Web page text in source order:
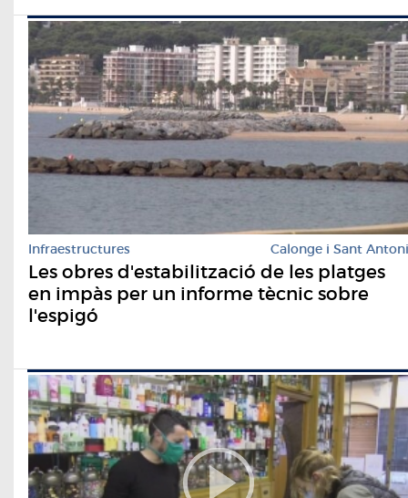
Infraestructures Calonge i Sant Antoni
Les obres d'estabilització de les platges
en impàs per un informe tècnic sobre
l'espigó